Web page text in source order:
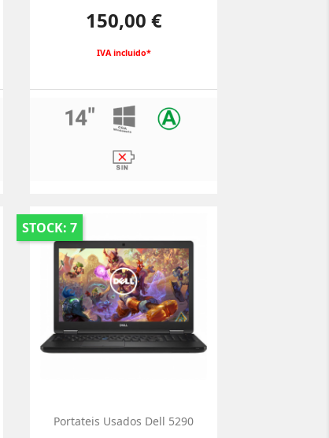
Preço
150,00 €
IVA incluido*
STOCK: 7
Portateis Usados Dell 5290